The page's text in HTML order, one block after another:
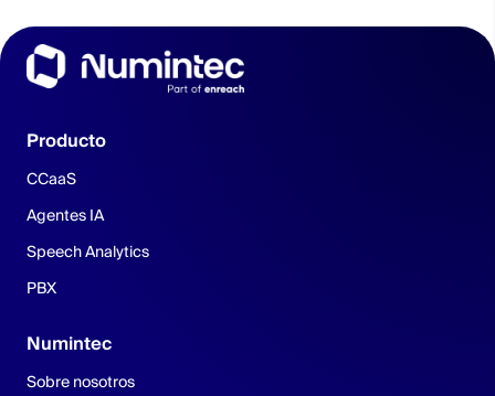
Producto
CCaaS
Agentes IA
Speech Analytics
PBX
Numintec
Sobre nosotros